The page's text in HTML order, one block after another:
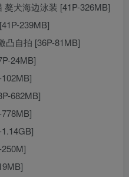
犬海边泳装 [41P-326MB]
239MB]
凸自拍 [36P-81MB]
24MB]
682MB]